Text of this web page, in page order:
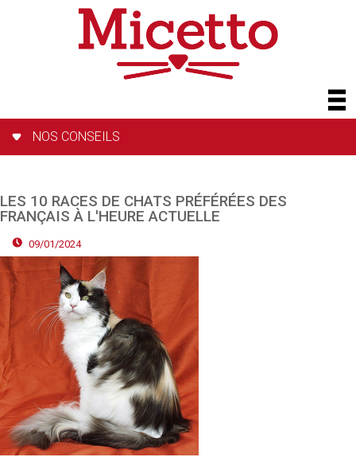
NOS CONSEILS
LES 10 RACES DE CHATS PRÉFÉRÉES DES
FRANÇAIS À L'HEURE ACTUELLE
09/01/2024